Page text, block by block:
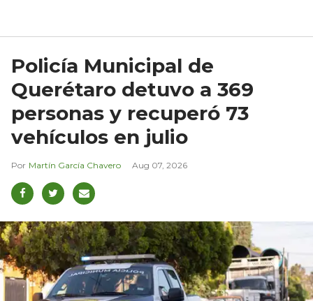
Policía Municipal de
Querétaro detuvo a 369
personas y recuperó 73
vehículos en julio
Martín García Chavero Aug 07, 2026